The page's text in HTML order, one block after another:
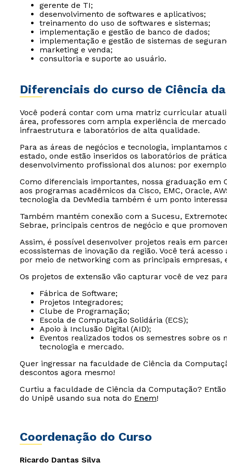
gerente de TI;
desenvolvimento de softwares e aplicativos;
treinamento do uso de softwares e sistemas;
implementação e gestão de banco de dados;
implementação e gestão de sistemas de
marketing e venda;
consultoria e suporte ao usuário.
Diferenciais do curso de Ciência
Você poderá contar com uma matriz curricular
área, professores com ampla experiência de
infraestrutura e laboratórios de alta qualidade.
Para as áreas de negócios e tecnologia,
estado, onde estão inseridos os laboratórios de
desenvolvimento profissional dos alunos: por
Como diferenciais importantes, nossa graduação em
aos programas acadêmicos da Cisco, EMC, Oracle,
tecnologia da DevMedia também é um ponto
Também mantém conexão com a Sucesu,
Sebrae, principais centros de negócio e que
Assim, é possível desenvolver projetos reais em
ecossistemas de inovação da região. Você terá
por meio de networking com as principais empresas,
Os projetos de extensão vão capturar você de vez
Fábrica de Software;
Projetos Integradores;
Clube de Programação;
Escola de Computação Solidária (ECS);
Apoio à Inclusão Digital (AID);
Eventos realizados todos os semestres sobre os
tecnologia e mercado.
Quer ingressar na faculdade de Ciência da
descontos agora mesmo!
Curtiu a faculdade de Ciência da Computação?
do Unipê usando sua nota do Enem!
Coordenação do Curso
Ricardo Dantas Silva